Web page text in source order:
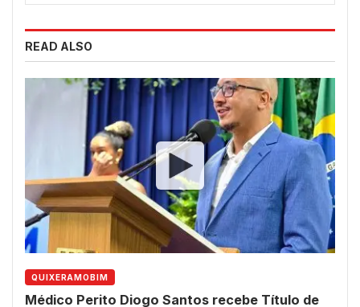
READ ALSO
QUIXERAMOBIM
Médico Perito Diogo Santos recebe Título de